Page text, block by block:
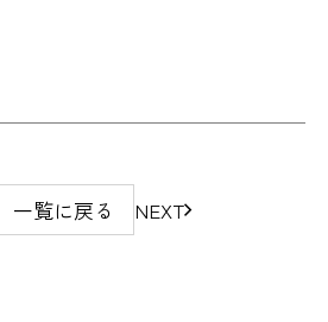
一覧に戻る NEXT